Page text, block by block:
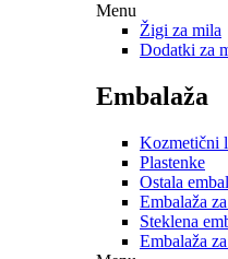
Menu
Žigi za mila
Dodatki za
Embalaža
Kozmetični
Plastenke
Ostala
Embalaža
Steklena
Embalaža